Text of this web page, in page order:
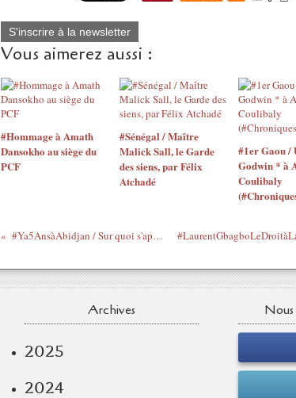
S'inscrire à la newsletter
Vous aimerez aussi :
#Hommage à Amath
Dansokho au siège du
PCF
#Sénégal / Maître
Malick Sall, le Garde
des siens, par Félix
Atchadé
#1er Gaou /
Godwin * à
Coulibaly
#Ya5AnsàAbidjan / Sur quoi s'appuie Paris Match... (#ProcèsGbagbo #DevoirdHistoire)
Archives
2025
2024
Nous